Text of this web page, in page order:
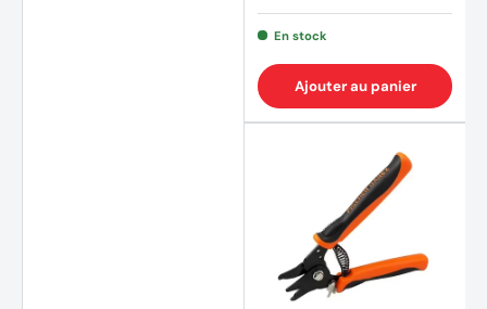
En stock
Ajouter au panier